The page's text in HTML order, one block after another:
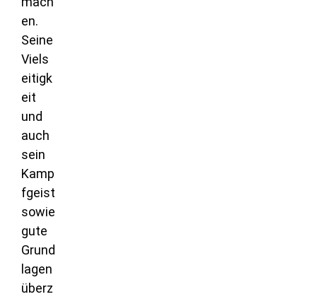
en.
Seine
Viels
eitigk
eit
und
auch
sein
Kamp
fgeist
sowie
gute
Grund
lagen
überz